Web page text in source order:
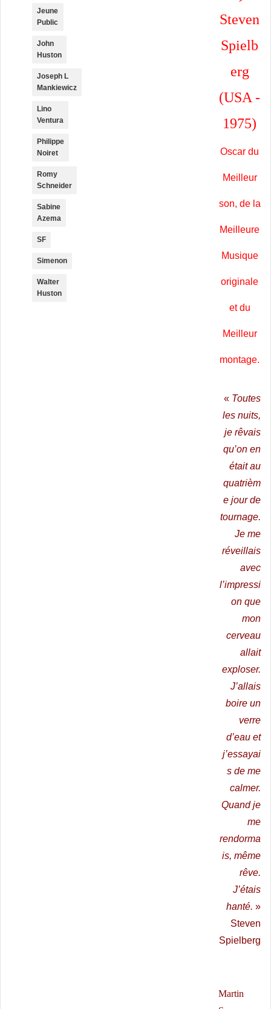
Steven
Spielb
erg
(USA -
1975)
Oscar du
Meilleur
son, de la
Meilleure
Musique
originale
et du
Meilleur
montage.
« Toutes
les nuits,
je rêvais
qu’on en
était au
quatrièm
e jour de
tournage.
Je me
réveillais
avec
l’impressi
on que
mon
cerveau
allait
exploser.
J’allais
boire un
verre
d’eau et
j’essayai
s de me
calmer.
Quand je
me
rendorma
is, même
rêve.
J’étais
hanté. »
Steven
Spielberg
Martin
Jeune
Public
John
Huston
Joseph L
Mankiewicz
Lino
Ventura
Philippe
Noiret
Romy
Schneider
Sabine
Azema
SF
Simenon
Walter
Huston